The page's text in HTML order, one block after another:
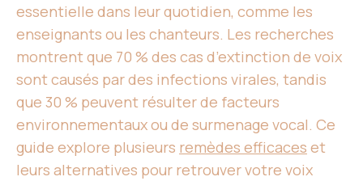
essentielle dans leur quotidien, comme les
enseignants ou les chanteurs. Les recherches
montrent que 70 % des cas d’extinction de voix
sont causés par des infections virales, tandis
que 30 % peuvent résulter de facteurs
environnementaux ou de surmenage vocal. Ce
guide explore plusieurs remèdes efficaces et
leurs alternatives pour retrouver votre voix